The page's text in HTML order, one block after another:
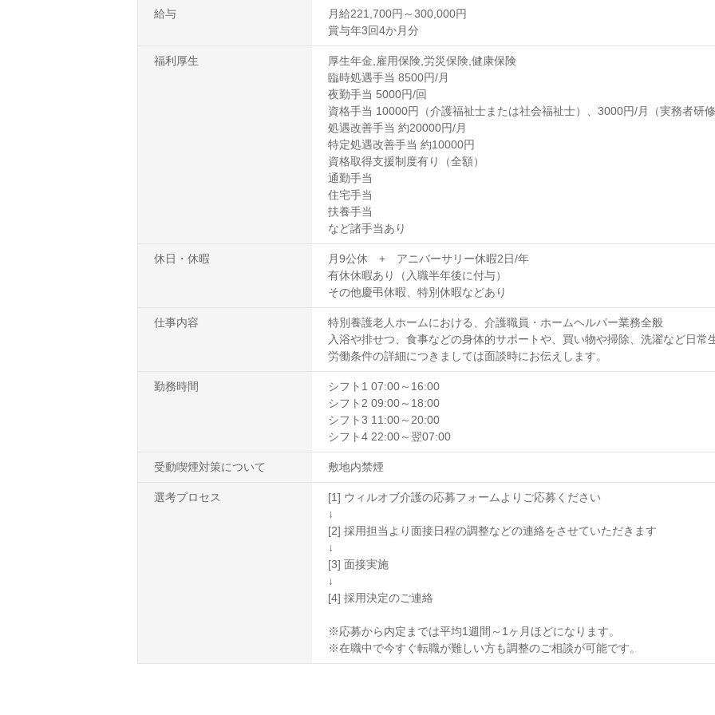
給与
月給221,700円～300,000円
賞与年3回4か月分
福利厚生
厚生年金,雇用保険,労災保険,健康保険
臨時処遇手当 8500円/月
夜勤手当 5000円/回
資格手当 10000円（介護福祉士または社会福祉士）、3000円/月（実務者研修
処遇改善手当 約20000円/月
特定処遇改善手当 約10000円
資格取得支援制度有り（全額）
通勤手当
住宅手当
扶養手当
など諸手当あり
休日・休暇
月9公休 + アニバーサリー休暇2日/年
有休休暇あり（入職半年後に付与）
その他慶弔休暇、特別休暇などあり
仕事内容
特別養護老人ホームにおける、介護職員・ホームヘルパー業務全般
入浴や排せつ、食事などの身体的サポートや、買い物や掃除、洗濯など日常
労働条件の詳細につきましては面談時にお伝えします。
勤務時間
シフト1 07:00～16:00
シフト2 09:00～18:00
シフト3 11:00～20:00
シフト4 22:00～翌07:00
受動喫煙対策について 敷地内禁煙
選考プロセス
[1] ウィルオブ介護の応募フォームよりご応募ください
↓
[2] 採用担当より面接日程の調整などの連絡をさせていただきます
↓
[3] 面接実施
↓
[4] 採用決定のご連絡
※応募から内定までは平均1週間～1ヶ月ほどになります。
※在職中で今すぐ転職が難しい方も調整のご相談が可能です。